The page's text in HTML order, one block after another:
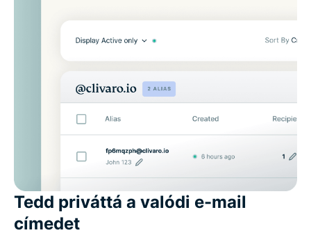
Tedd priváttá a valódi e-mail
címedet